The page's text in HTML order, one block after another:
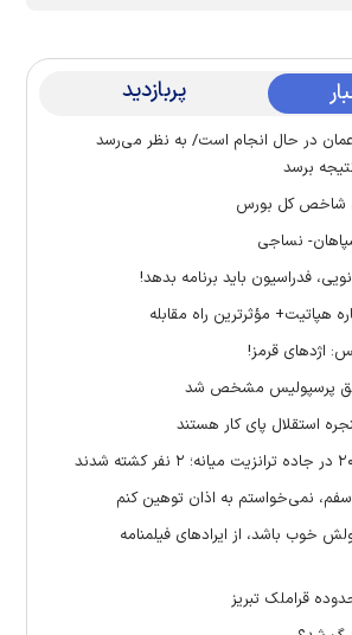
پربازدید
عمان در حال انجام است/ به نظر می‌رسد
برسد
نساجی
فدراسیون باید برنامه بدهد!
هپاتیت+ مؤثرترین راه مقابله
اژد‌های قرمز!
پرسپولیس مشخص شد
استقلال پای کار هستند
نمی‌خواستم به اذان توهین کنم
خوب باشد، از ایراد‌های فیلمنامه